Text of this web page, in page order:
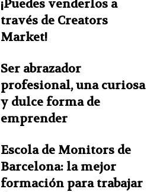
¡Puedes venderlos a
través de Creators
Market!
Ser abrazador
profesional, una curiosa
y dulce forma de
emprender
Escola de Monitors de
Barcelona: la mejor
formación para trabajar